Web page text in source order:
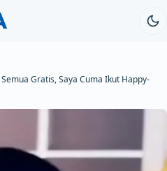
Gratis, Saya Cuma Ikut Happy-